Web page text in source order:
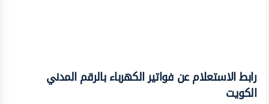
رابط الاستعلام عن فواتير الكهرباء بالرقم المدني
الكويت